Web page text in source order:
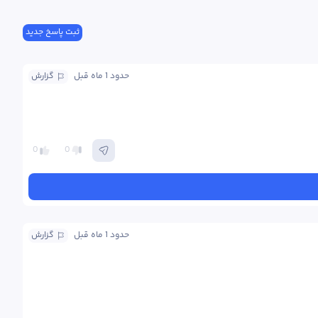
ثبت پاسخ جدید
گزارش حدود 1 ماه قبل
0 0
گزارش حدود 1 ماه قبل